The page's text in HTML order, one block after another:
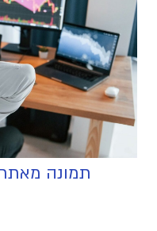
תמונה מאתר techbullion.com